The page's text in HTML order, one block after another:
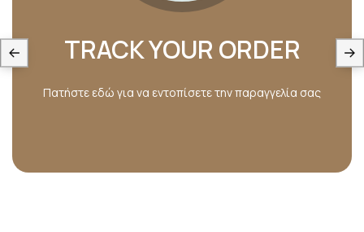
TRACK YOUR ORDER
Πατήστε εδώ για να εντοπίσετε την παραγγελία σας